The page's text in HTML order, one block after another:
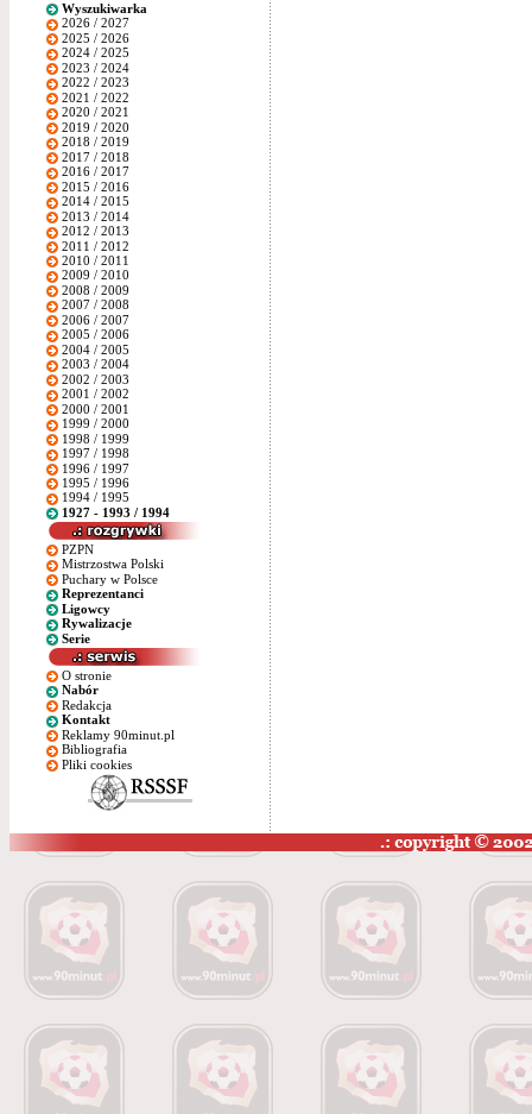
Wyszukiwarka
2026 / 2027
2025 / 2026
2024 / 2025
2023 / 2024
2022 / 2023
2021 / 2022
2020 / 2021
2019 / 2020
2018 / 2019
2017 / 2018
2016 / 2017
2015 / 2016
2014 / 2015
2013 / 2014
2012 / 2013
2011 / 2012
2010 / 2011
2009 / 2010
2008 / 2009
2007 / 2008
2006 / 2007
2005 / 2006
2004 / 2005
2003 / 2004
2002 / 2003
2001 / 2002
2000 / 2001
1999 / 2000
1998 / 1999
1997 / 1998
1996 / 1997
1995 / 1996
1994 / 1995
1927 - 1993 / 1994
PZPN
Mistrzostwa Polski
Puchary w Polsce
Reprezentanci
Ligowcy
Rywalizacje
Serie
O stronie
Nabór
Redakcja
Kontakt
Reklamy 90minut.pl
Bibliografia
Pliki cookies